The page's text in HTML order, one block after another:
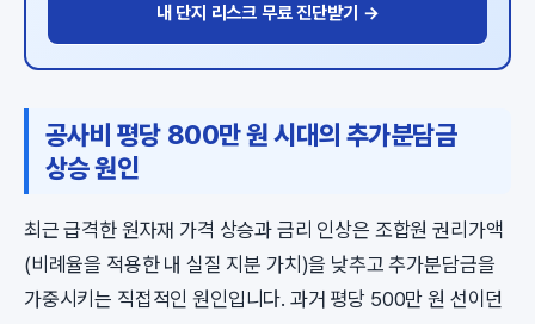
내 단지 리스크 무료 진단받기 →
공사비 평당 800만 원 시대의 추가분담금
상승 원인
최근 급격한 원자재 가격 상승과 금리 인상은 조합원 권리가액
(비례율을 적용한 내 실질 지분 가치)을 낮추고 추가분담금을
가중시키는 직접적인 원인입니다. 과거 평당 500만 원 선이던